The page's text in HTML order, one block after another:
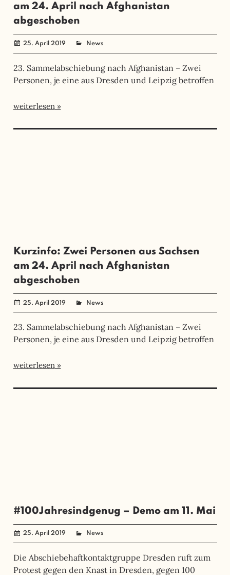
am 24. April nach Afghanistan
abgeschoben
25. April 2019 administrator
News
23. Sammelabschiebung nach Afghanistan – Zwei
Personen, je eine aus Dresden und Leipzig betroffen
weiterlesen
Kurzinfo: Zwei Personen aus Sachsen
am 24. April nach Afghanistan
abgeschoben
25. April 2019 administrator
News
23. Sammelabschiebung nach Afghanistan – Zwei
Personen, je eine aus Dresden und Leipzig betroffen
weiterlesen
#100Jahresindgenug – Demo am 11. Mai
25. April 2019 administrator
News
Die Abschiebehaftkontaktgruppe Dresden ruft zum
Protest gegen den Knast in Dresden, gegen 100